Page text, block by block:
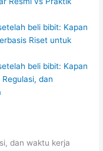
beli bibit: Kapan
Riset untuk
beli bibit: Kapan
dan
dan waktu kerja